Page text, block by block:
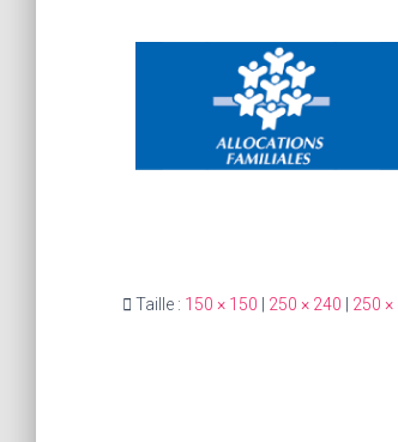
Taille : 150 × 150 250 × 240 250 ×